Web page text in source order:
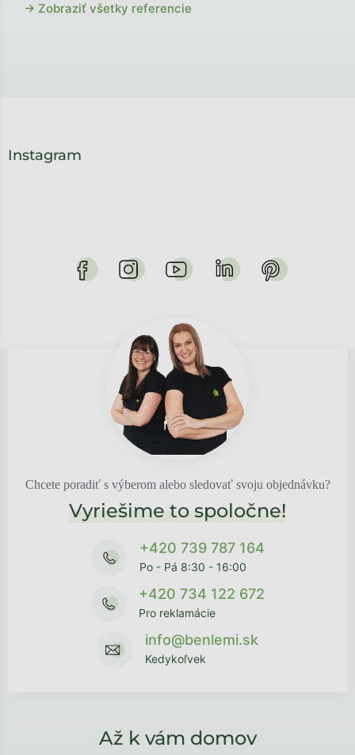
→ Zobraziť všetky referencie
Instagram
Chcete poradiť s výberom alebo sledovať svoju objednávku?
Vyriešime to spoločne!
+420 739 787 164
Po - Pá 8:30 - 16:00
+420 734 122 672
Pro reklamácie
info@benlemi.sk
Kedykoľvek
Až k vám domov